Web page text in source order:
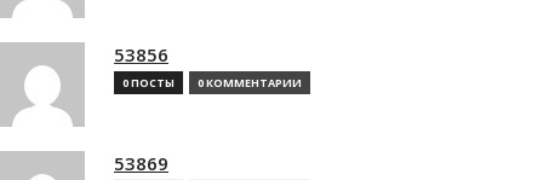
53856
0 ПОСТЫ 0 КОММЕНТАРИИ
53869